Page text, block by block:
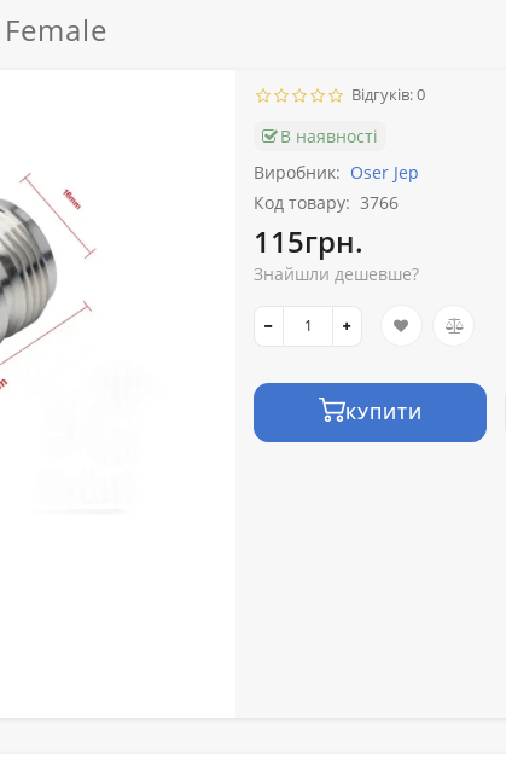
Відгуків: 0
В наявності
Виробник: Oser Jep
Код товару: 3766
115грн.
Знайшли дешевше?
КУПИТИ